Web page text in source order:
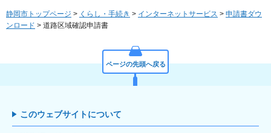
静岡市トップページ > くらし・手続き > インターネットサービス > 申請書ダウ
ンロード > 道路区域確認申請書
ページの先頭へ戻る
このウェブサイトについて